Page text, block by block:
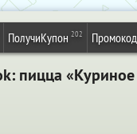
ПолучиКупон 202
пицца «Куриное